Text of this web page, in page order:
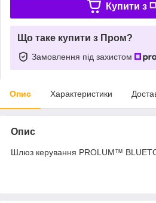
Купити з
Що таке купити з Пром?
Замовлення під захистом
Опис Характеристики
Опис
Шлюз керування PROLUM™